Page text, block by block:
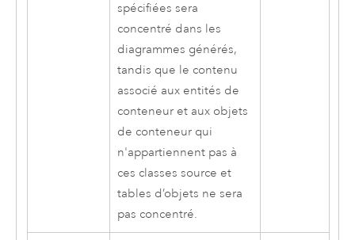
spécifiées sera
concentré dans les
diagrammes générés,
tandis que le contenu
associé aux entités de
conteneur et aux objets
de conteneur qui
n'appartiennent pas à
ces classes source et
tables d’objets ne sera
pas concentré.